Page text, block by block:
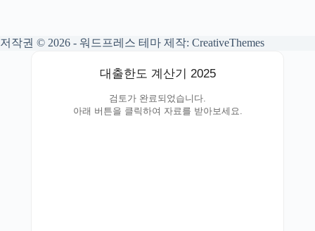
저작권 © 2026 - 워드프레스 테마 제작: CreativeThemes
대출한도 계산기 2025
검토가 완료되었습니다.
아래 버튼을 클릭하여 자료를 받아보세요.